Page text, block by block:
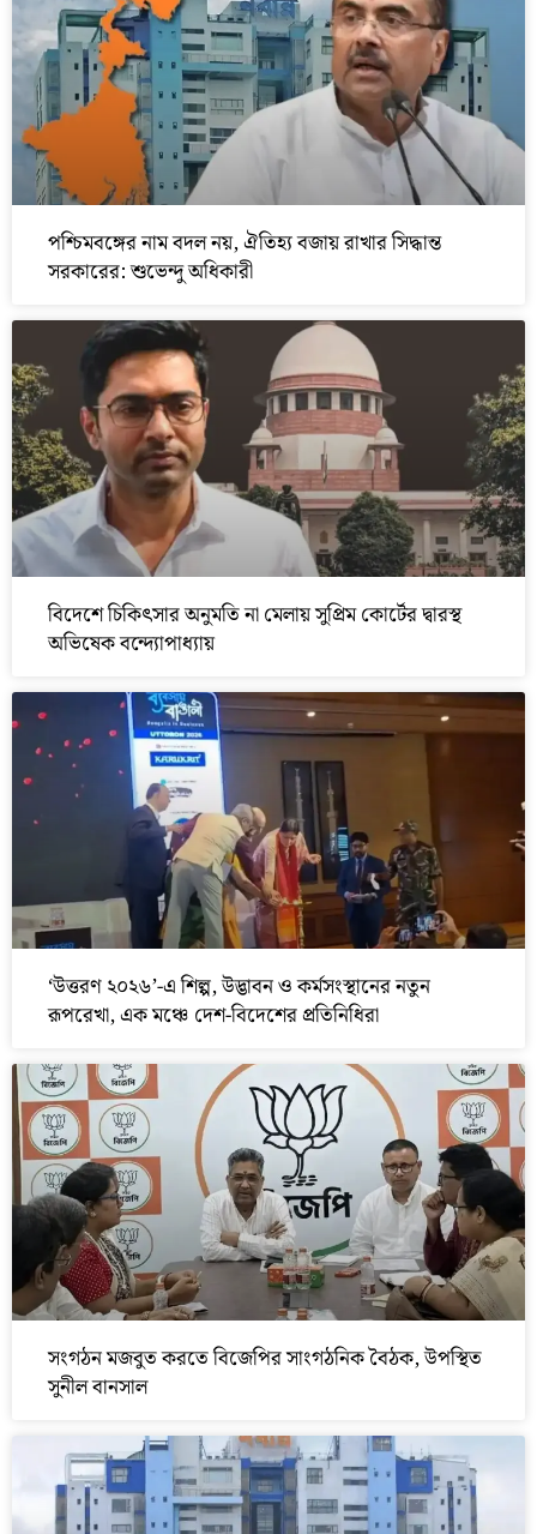
পশ্চিমবঙ্গের নাম বদল নয়, ঐতিহ্য বজায় রাখার সিদ্ধান্ত
সরকারের: শুভেন্দু অধিকারী
বিদেশে চিকিৎসার অনুমতি না মেলায় সুপ্রিম কোর্টের দ্বারস্থ
অভিষেক বন্দ্যোপাধ্যায়
‘উত্তরণ ২০২৬’-এ শিল্প, উদ্ভাবন ও কর্মসংস্থানের নতুন
রূপরেখা, এক মঞ্চে দেশ-বিদেশের প্রতিনিধিরা
সংগঠন মজবুত করতে বিজেপির সাংগঠনিক বৈঠক, উপস্থিত
সুনীল বানসাল